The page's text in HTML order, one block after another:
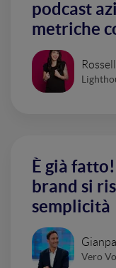
podcast
metriche
È già
brand si
semplicità
Vero